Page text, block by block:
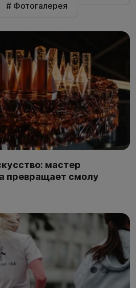
# Фотогалерея
мастер
превращает смолу